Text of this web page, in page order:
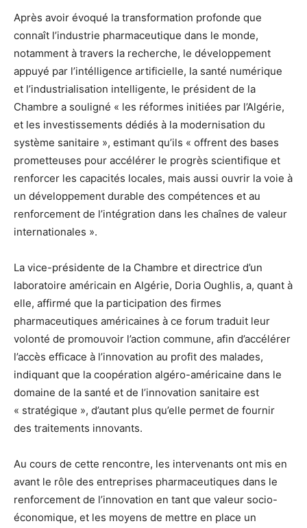
Après avoir évoqué la transformation profonde que
connaît l’industrie pharmaceutique dans le monde,
notamment à travers la recherche, le développement
appuyé par l’intélligence artificielle, la santé numérique
et l’industrialisation intelligente, le président de la
Chambre a souligné « les réformes initiées par l’Algérie,
et les investissements dédiés à la modernisation du
système sanitaire », estimant qu’ils « offrent des bases
prometteuses pour accélérer le progrès scientifique et
renforcer les capacités locales, mais aussi ouvrir la voie à
un développement durable des compétences et au
renforcement de l’intégration dans les chaînes de valeur
internationales ».
La vice-présidente de la Chambre et directrice d’un
laboratoire américain en Algérie, Doria Oughlis, a, quant à
elle, affirmé que la participation des firmes
pharmaceutiques américaines à ce forum traduit leur
volonté de promouvoir l’action commune, afin d’accélérer
l’accès efficace à l’innovation au profit des malades,
indiquant que la coopération algéro-américaine dans le
domaine de la santé et de l’innovation sanitaire est
« stratégique », d’autant plus qu’elle permet de fournir
des traitements innovants.
Au cours de cette rencontre, les intervenants ont mis en
avant le rôle des entreprises pharmaceutiques dans le
renforcement de l’innovation en tant que valeur socio-
économique, et les moyens de mettre en place un